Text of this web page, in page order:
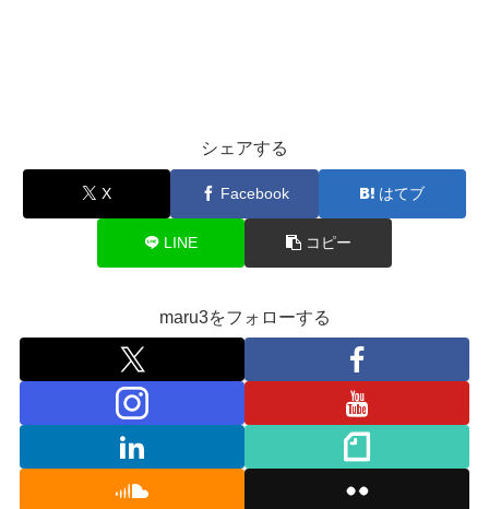
シェアする
X Facebook はてブ
LINE コピー
maru3をフォローする